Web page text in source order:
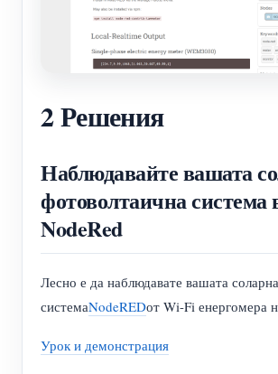
2 Решения
Наблюдавайте вашата
фотоволтаична система
NodeRed
Лесно е да наблюдавате вашата
системаNodeREDот Wi-Fi енергомера
Урок и демонстрация